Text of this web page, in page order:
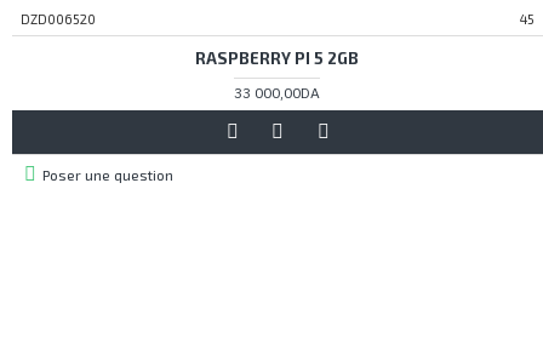
DZD006520 45
RASPBERRY PI 5 2GB
33 000,00DA
Poser une question